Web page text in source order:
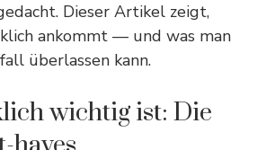
Dieser Artikel zeigt,
ankommt — und was man
überlassen kann.
wichtig ist: Die